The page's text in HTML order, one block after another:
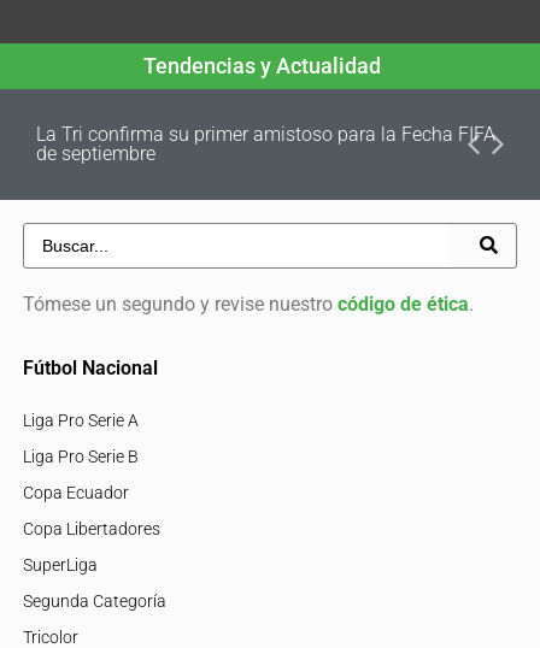
Tendencias y Actualidad
La Tri confirma su primer amistoso para la Fecha FIFA
de septiembre
Tómese un segundo y revise nuestro código de ética.
Fútbol Nacional
Liga Pro Serie A
Liga Pro Serie B
Copa Ecuador
Copa Libertadores
SuperLiga
Segunda Categoría
Tricolor